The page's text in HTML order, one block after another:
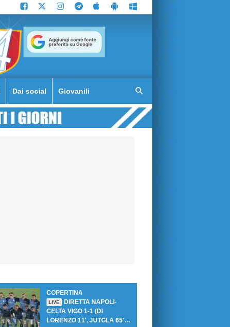
Dai social Giovanili
COPERTINA
LIVE
DIRETTA NAPOLI-
CELTA VIGO 1-1 (DI
LORENZO 11', JUTGLA 65'):